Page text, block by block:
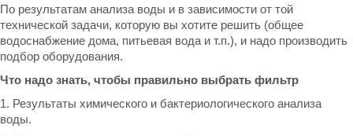
По результатам анализа воды и в зависимости от той
технической задачи, которую вы хотите решить (общее
водоснабжение дома, питьевая вода и т.п.), и надо производить
подбор оборудования.
Что надо знать, чтобы правильно выбрать фильтр
1. Результаты химического и бактериологического анализа
воды.